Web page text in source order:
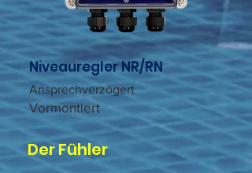
Niveauregler NR/RN
Ansprechverzögert
Vormontiert
Der Fühler